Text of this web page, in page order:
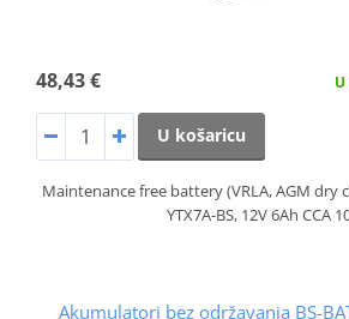
48,43 €
U košaricu
Maintenance free battery (VRLA, AGM dry
YTX7A-BS, 12V 6Ah CCA
Akumulatori bez održavanja BS-